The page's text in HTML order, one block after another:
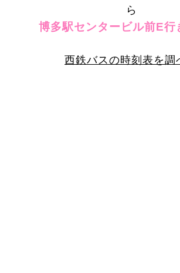
ら
博多駅センタービル前E行
西鉄バスの時刻表を調